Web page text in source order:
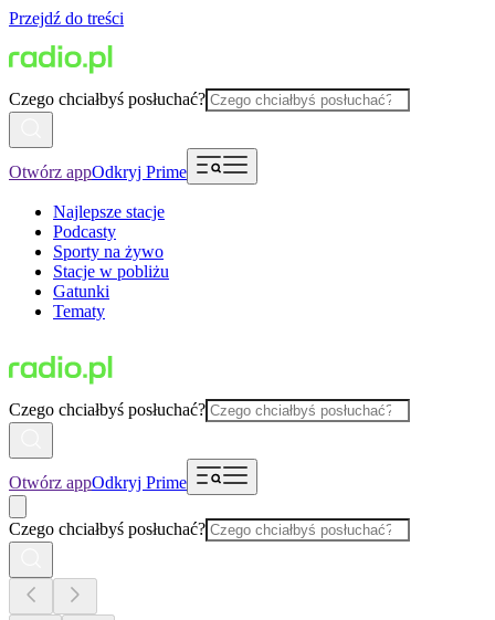
Przejdź do treści
Czego chciałbyś posłuchać?
Otwórz appOdkryj Prime
Najlepsze stacje
Podcasty
Sporty na żywo
Stacje w pobliżu
Gatunki
Tematy
Czego chciałbyś posłuchać?
Otwórz appOdkryj Prime
Czego chciałbyś posłuchać?